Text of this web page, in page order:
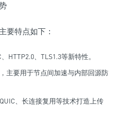
要特点如下：
HTTP2.0、TLS1.3等新特性。
主要用于节点间加速与内部回源防
、长连接复用等技术打造上传